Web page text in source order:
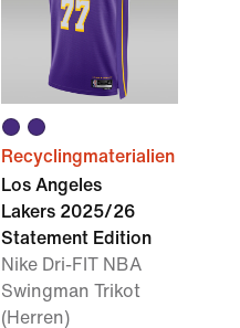
Recyclingmaterialien
Los Angeles
Lakers 2025/26
Statement Edition
Nike Dri-FIT NBA
Swingman Trikot
(Herren)